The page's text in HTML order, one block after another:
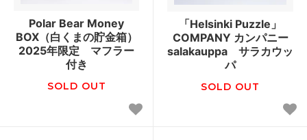
Polar Bear Money
BOX（白くまの貯金箱）
2025年限定 マフラー
付き
SOLD OUT
「Helsinki Puzzle」
COMPANY カンパニー
salakauppa サラカウッ
パ
SOLD OUT